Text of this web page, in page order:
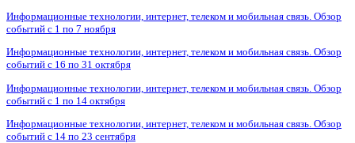
Информационные технологии, интернет, телеком и мобильная связь. Обзор
событий с 1 по 7 ноября
Информационные технологии, интернет, телеком и мобильная связь. Обзор
событий с 16 по 31 октября
Информационные технологии, интернет, телеком и мобильная связь. Обзор
событий с 1 по 14 октября
Информационные технологии, интернет, телеком и мобильная связь. Обзор
событий с 14 по 23 сентября